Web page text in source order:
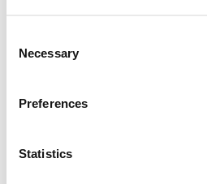
Selection
Necessary
Preferences
Statistics